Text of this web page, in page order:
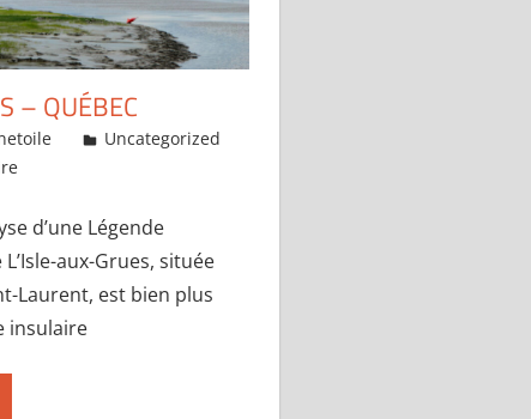
– QUÉBEC
Uncategorized
d’une Légende
aux-Grues, située
Laurent, est bien plus
insulaire